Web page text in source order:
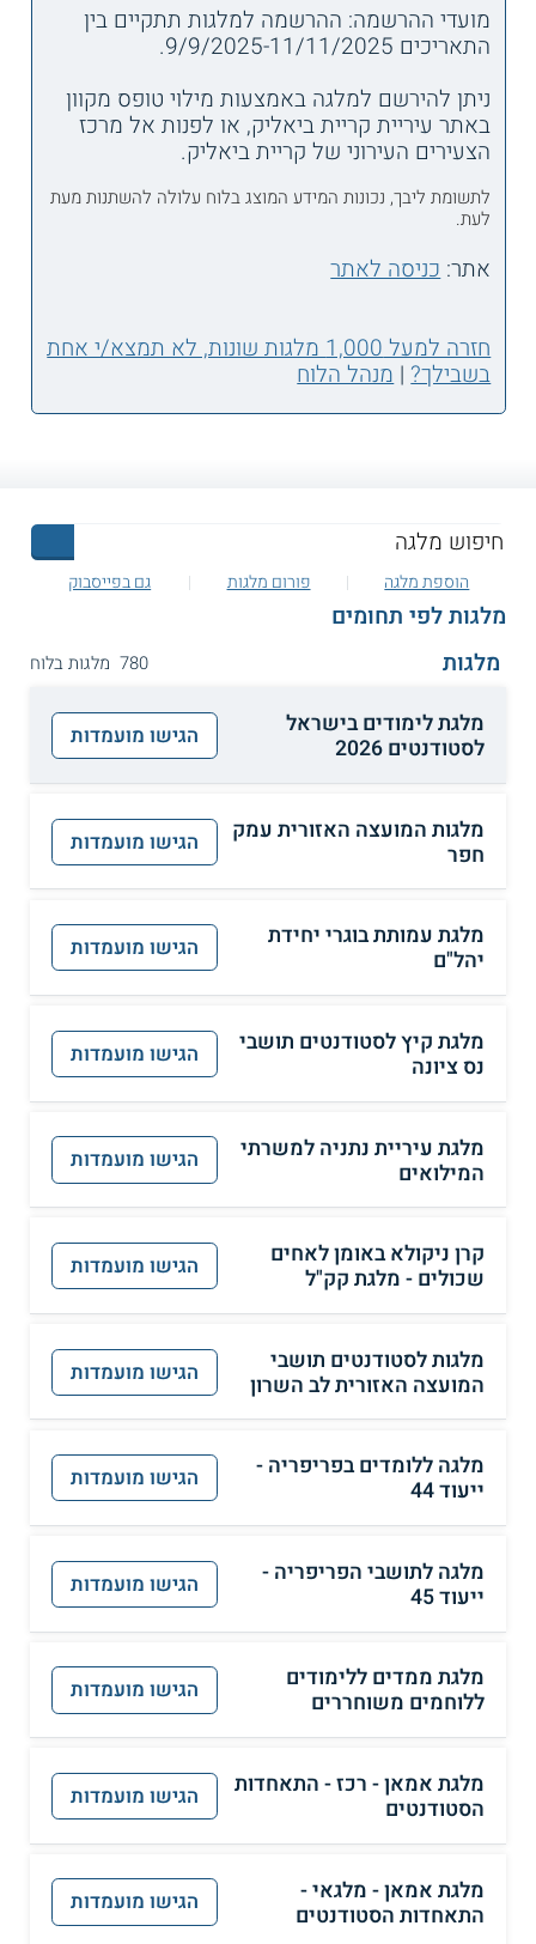
מועדי ההרשמה: ההרשמה למלגות תתקיים בין
התאריכים 9/9/2025-11/11/2025.
ניתן להירשם למלגה באמצעות מילוי טופס מקוון
באתר עיריית קריית ביאליק, או לפנות אל מרכז
הצעירים העירוני של קריית ביאליק.
לתשומת ליבך, נכונות המידע המוצג בלוח עלולה להשתנות מעת
לעת.
אתר:כניסה לאתר
חזרה למעל 1,000 מלגות שונות, לא תמצא/י אחת
בשבילך?|מנהל הלוח
הוספת מלגה פורום מלגות גם בפייסבוק
מלגות לפי תחומים
מלגות
780 מלגות בלוח
מלגת לימודים בישראל
לסטודנטים 2026
הגישו מועמדות
מלגות המועצה האזורית עמק
חפר
הגישו מועמדות
מלגת עמותת בוגרי יחידת
יהל"ם
הגישו מועמדות
מלגת קיץ לסטודנטים תושבי
נס ציונה
הגישו מועמדות
מלגת עיריית נתניה למשרתי
המילואים
הגישו מועמדות
קרן ניקולא באומן לאחים
שכולים - מלגת קק"ל
הגישו מועמדות
מלגות לסטודנטים תושבי
המועצה האזורית לב השרון
הגישו מועמדות
מלגה ללומדים בפריפריה -
ייעוד 44
הגישו מועמדות
מלגה לתושבי הפריפריה -
ייעוד 45
הגישו מועמדות
מלגת ממדים ללימודים
ללוחמים משוחררים
הגישו מועמדות
מלגת אמאן - רכז - התאחדות
הסטודנטים
הגישו מועמדות
מלגת אמאן - מלגאי -
התאחדות הסטודנטים
הגישו מועמדות